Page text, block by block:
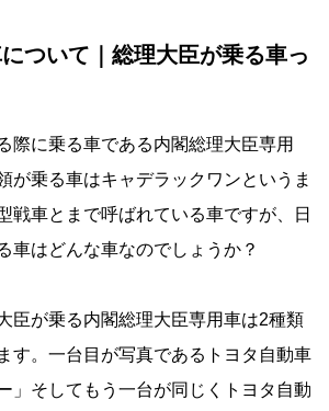
ついて｜総理大臣が乗る車っ
際に乗る車である内閣総理大臣専用
が乗る車はキャデラックワンというま
戦車とまで呼ばれている車ですが、日
車はどんな車なのでしょうか？
臣が乗る内閣総理大臣専用車は2種類
す。一台目が写真であるトヨタ自動車
」そしてもう一台が同じくトヨタ自動